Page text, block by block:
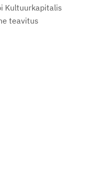
Kultuurkapitalis
teavitus